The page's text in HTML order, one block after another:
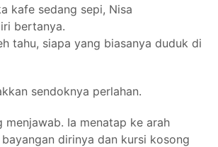
kafe sedang sepi, Nisa
bertanya.
tahu, siapa yang biasanya duduk di
sendoknya perlahan.
menjawab. Ia menatap ke arah
dirinya dan kursi kosong